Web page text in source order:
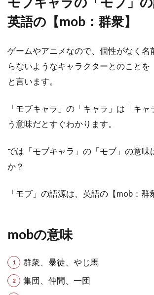
英語の【mob：群衆】
ゲームやアニメなので、個性がなく名
らないようなキャラクターとのことを
と言います。
「モブキャラ」の「キャラ」は「キ
う意味だとすぐわかります。
では「モブキャラ」の「モブ」の意味
か？
「モブ」の語源は、英語の【mob：群
mobの意味
群衆、暴徒、やじ馬
集団、仲間、一団